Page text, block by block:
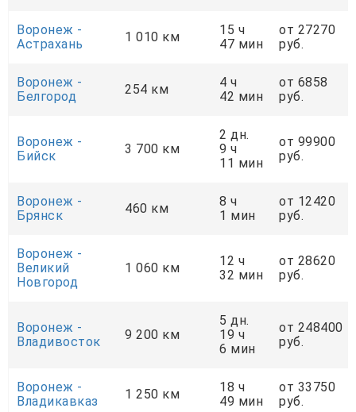
Воронеж -
Астрахань
1 010 км
15 ч
47 мин
от 27270
руб.
Воронеж -
Белгород
254 км
4 ч
42 мин
от 6858
руб.
Воронеж -
Бийск
3 700 км
2 дн.
9 ч
11 мин
от 99900
руб.
Воронеж -
Брянск
460 км
8 ч
1 мин
от 12420
руб.
Воронеж -
Великий
Новгород
1 060 км
12 ч
32 мин
от 28620
руб.
Воронеж -
Владивосток
9 200 км
5 дн.
19 ч
6 мин
от 248400
руб.
Воронеж -
Владикавказ
1 250 км
18 ч
49 мин
от 33750
руб.